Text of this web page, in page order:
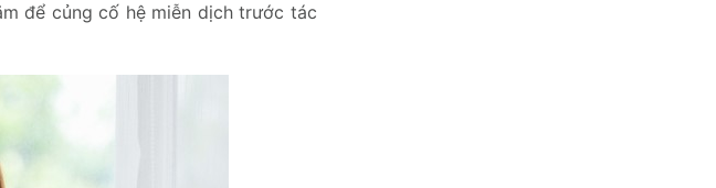
để củng cố hệ miễn dịch trước tác